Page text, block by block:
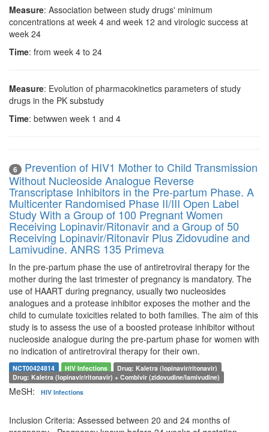
Measure: Association between study drugs' minimum
concentrations at week 4 and week 12 and virologic success at
week 24
Time: from week 4 to 24
Measure: Evolution of pharmacokinetics parameters of study
drugs in the PK substudy
Time: betwwen week 1 and 4
6
Prevention of HIV1 Mother to Child Transmission
Without Nucleoside Analogue Reverse
Transcriptase Inhibitors in the Pre-partum Phase. A
Multicenter Randomised Phase II/III Open Label
Study With a Group of 100 Pregnant Women
Receiving Lopinavir/Ritonavir and a Group of 50
Receiving Lopinavir/Ritonavir Plus Zidovudine and
Lamivudine. ANRS 135 Primeva
In the pre-partum phase the use of antiretroviral therapy for the
mother during the last trimester of pregnancy is mandatory. The
use of HAART during pregnancy, usually two nucleosides
analogues and a protease inhibitor exposes the mother and the
child to cumulate toxicities related to both families. The aim of this
study is to assess the use of a boosted protease inhibitor without
nucleoside analogue during the pre-partum phase for women with
no indication of antiretroviral therapy for their own.
NCT00424814 HIV Infections
Drug: Kaletra (lopinavir/ritonavir)
Drug: Kaletra (lopinavir/ritonavir) + Combivir (zidovudine/lamivudine)
MeSH: HIV Infections
Inclusion Criteria: Assessed between 20 and 24 months of